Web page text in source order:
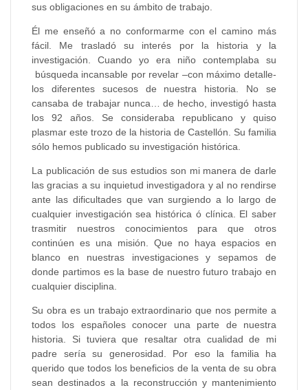
sus obligaciones en su ámbito de trabajo.
Él me enseñó a no conformarme con el camino más
fácil. Me trasladó su interés por la historia y la
investigación. Cuando yo era niño contemplaba su
búsqueda incansable por revelar –con máximo detalle-
los diferentes sucesos de nuestra historia. No se
cansaba de trabajar nunca… de hecho, investigó hasta
los 92 años. Se consideraba republicano y quiso
plasmar este trozo de la historia de Castellón. Su familia
sólo hemos publicado su investigación histórica.
La publicación de sus estudios son mi manera de darle
las gracias a su inquietud investigadora y al no rendirse
ante las dificultades que van surgiendo a lo largo de
cualquier investigación sea histórica ó clínica. El saber
trasmitir nuestros conocimientos para que otros
continúen es una misión. Que no haya espacios en
blanco en nuestras investigaciones y sepamos de
donde partimos es la base de nuestro futuro trabajo en
cualquier disciplina.
Su obra es un trabajo extraordinario que nos permite a
todos los españoles conocer una parte de nuestra
historia. Si tuviera que resaltar otra cualidad de mi
padre sería su generosidad. Por eso la familia ha
querido que todos los beneficios de la venta de su obra
sean destinados a la reconstrucción y mantenimiento